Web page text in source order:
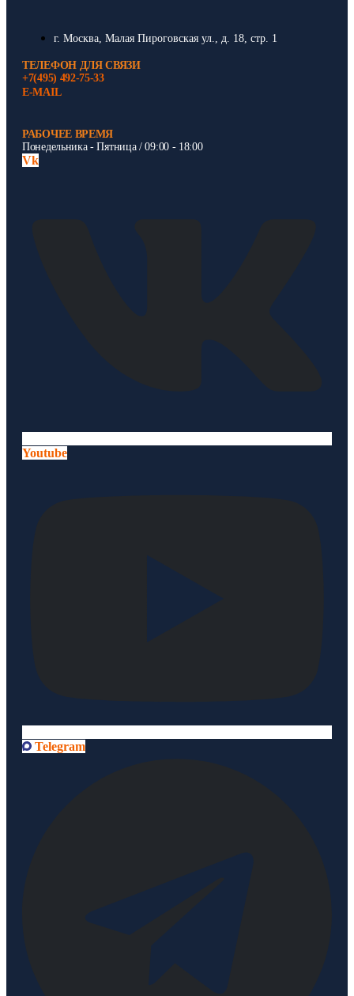
г. Москва, Малая Пироговская ул., д. 18, стр. 1
ТЕЛЕФОН ДЛЯ СВЯЗИ
+7(495) 492-75-33
E-MAIL
РАБОЧЕЕ ВРЕМЯ
Понедельника - Пятница / 09:00 - 18:00
Vk
Youtube
Telegram